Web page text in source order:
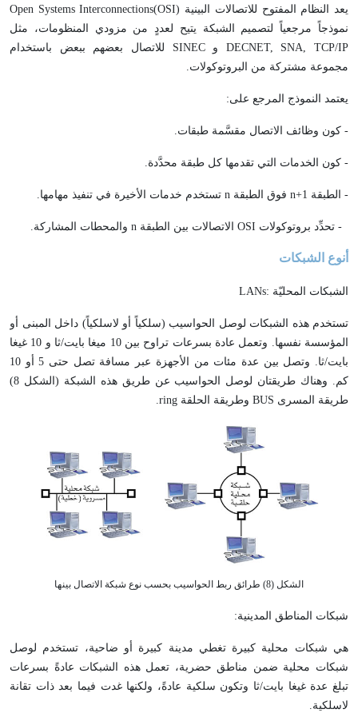
يعد النظام المفتوح للاتصالات البينية (OSI
)
Open Systems Interconnections
نموذجاً مرجعياً لتصميم الشبكة يتيح لعددٍ من مزودي المنظومات، مثل
DECNET, SNA, TCP/IP وSINEC للاتصال بعضهم ببعض باستخدام
مجموعة مشتركة من البروتوكولات.
يعتمد النموذج المرجع على:
- كون وظائف الاتصال مقسَّمة طبقات.
- كون الخدمات التي تقدمها كل طبقة محدَّدة.
- الطبقة n+1 فوق الطبقة n تستخدم خدمات الأخيرة في تنفيذ مهامها.
- تحدِّد بروتوكولات OSI الاتصالات بين الطبقة n والمحطات المشاركة.
أنوع الشبكات
الشبكات المحليّة :LANs
تستخدم هذه الشبكات لوصل الحواسيب (سلكياً أو لاسلكياً) داخل المبنى أو
المؤسسة نفسها. وتعمل عادة بسرعات تراوح بين 10 ميغا بايت/ثا و 10 غيغا
بايت/ثا. وتصل بين عدة مئات من الأجهزة عبر مسافة تصل حتى 5 أو 10
كم. وهناك طريقتان لوصل الحواسيب عن طريق هذه الشبكة (الشكل 8)
طريقة المسرى BUS وطريقة الحلقة ring
.
الشكل (8) طرائق ربط الحواسيب بحسب نوع شبكة الاتصال بينها
شبكات المناطق المدينية:
هي شبكات محلية كبيرة تغطي مدينة كبيرة أو ضاحية، تستخدم لوصل
شبكات محلية ضمن مناطق حضرية، تعمل هذه الشبكات عادةً بسرعات
تبلغ عدة غيغا بايت/ثا وتكون سلكية عادةً، ولكنها غدت فيما بعد ذات تقانة
لاسلكية.